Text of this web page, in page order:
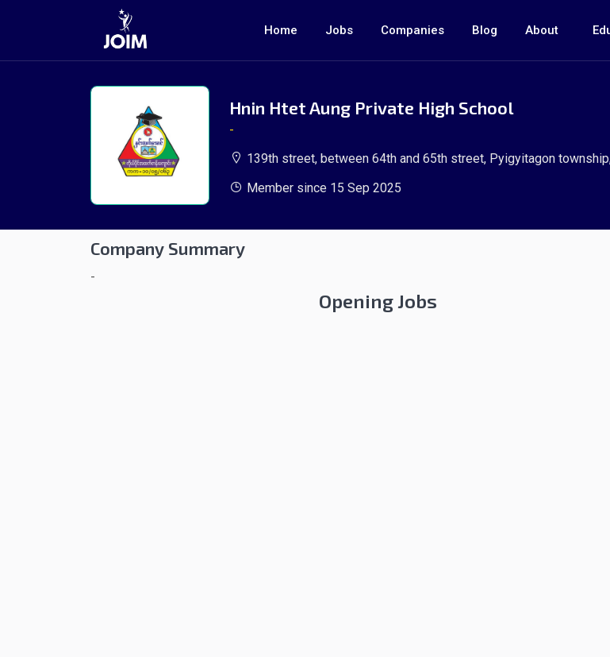
Home Jobs Companies Blog About
Hnin Htet Aung Private High School
-
139th street, between 64th and 65th street, Pyigyitagon
Member since 15 Sep 2025
Company Summary
-
Opening Jobs